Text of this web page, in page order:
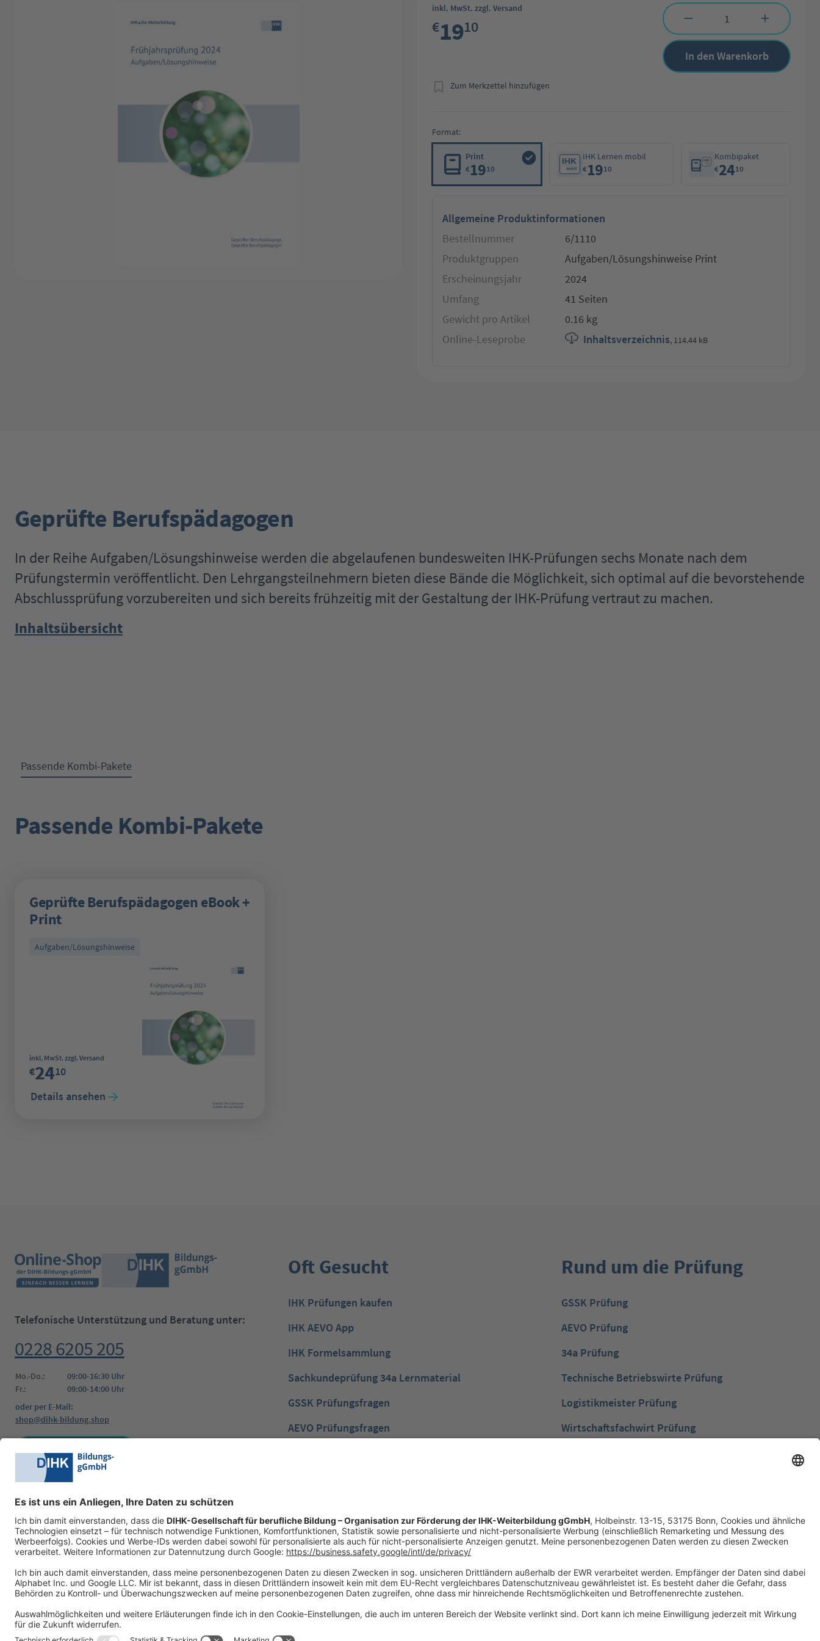
inkl. MwSt. zzgl. Versand
€1910
Produkt Anzahl: Gib den gewünschten
In den Warenkorb
Zum Merkzettel hinzufügen
Format:
Print
€1910
IHK Lernen mobil
€1910
Kombipaket
€2410
Allgemeine Produktinformationen
Bestellnummer
6/1110
Produktgruppen
Aufgaben/Lösungshinweise Print
Erscheinungsjahr
2024
Umfang
41 Seiten
Gewicht pro Artikel
0.16 kg
Online-Leseprobe
Inhaltsverzeichnis, 114.44 kB
Geprüfte Berufspädagogen
In der Reihe Aufgaben/Lösungshinweise werden die abgelaufenen bundesweiten IHK-Prüfungen sechs Monate nach dem
Prüfungstermin veröffentlicht. Den Lehrgangsteilnehmern bieten diese Bände die Möglichkeit, sich optimal auf die bevorstehende
Abschlussprüfung vorzubereiten und sich bereits frühzeitig mit der Gestaltung der IHK-Prüfung vertraut zu machen.
Inhaltsübersicht
Passende Kombi-Pakete
Produktgalerie überspringen
Passende Kombi-Pakete
Geprüfte Berufspädagogen eBook +
Print
Aufgaben/Lösungshinweise
Regulärer Preis:
inkl. MwSt. zzgl. Versand
€2410
Details ansehen
Telefonische Unterstützung und Beratung unter:
0228 6205 205
Mo.-Do.:
09:00-16:30 Uhr
Fr.:
09:00-14:00 Uhr
oder per E-Mail:
shop@dihk-bildung.shop
Vertrag widerrufen
Social Media
Oft Gesucht
IHK Prüfungen kaufen
IHK AEVO App
IHK Formelsammlung
Sachkundeprüfung 34a Lernmaterial
GSSK Prüfungsfragen
AEVO Prüfungsfragen
NTG Industriemeister
Rund um die Prüfung
GSSK Prüfung
AEVO Prüfung
34a Prüfung
Technische Betriebswirte Prüfung
Logistikmeister Prüfung
Wirtschaftsfachwirt Prüfung
Handelsfachwirt Prüfung
Fachwirte im Gesundheits- und Sozialwesen
Prüfung